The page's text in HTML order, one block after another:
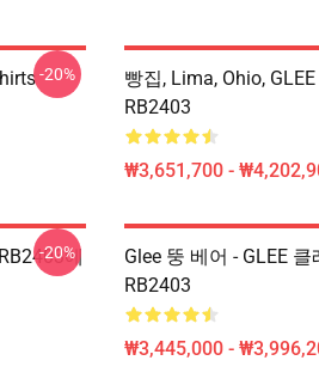
-20%
빵집, Lima, Ohio,
RB2403
₩3,651,700 -
에
-20%
Glee 뚱 베어 - GLEE
RB2403
₩3,445,000 -